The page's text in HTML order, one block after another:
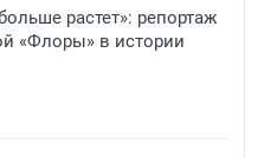
растет»: репортаж
«Флоры» в истории